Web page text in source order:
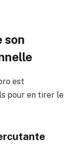
son
est
pour en tirer le